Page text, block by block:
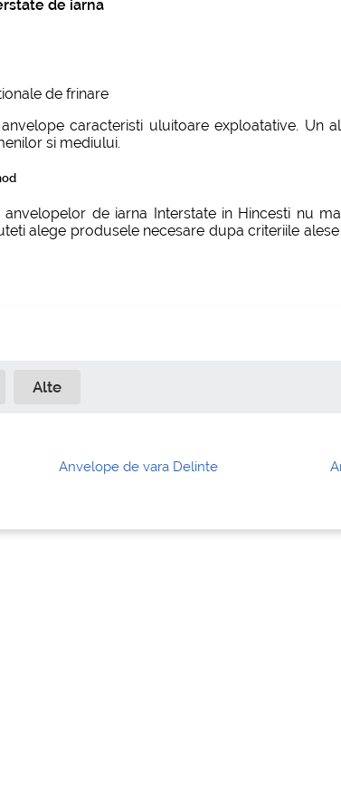
de iarna
de frinare
caracteristi uluitoare exploatative.
si mediului.
de iarna Interstate in Hincesti nu
alege produsele necesare dupa criteriile
Alte
Anvelope de vara Delinte